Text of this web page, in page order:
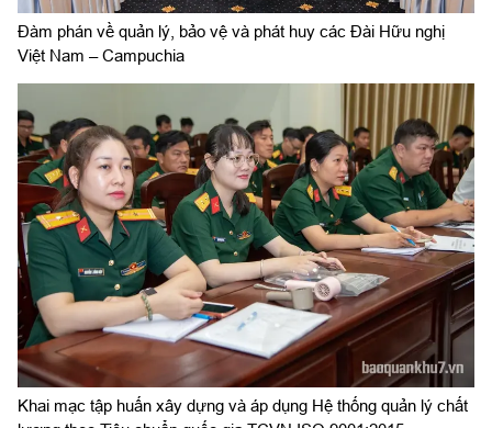
Đàm phán về quản lý, bảo vệ và phát huy các Đài Hữu nghị
Việt Nam – Campuchia
Khai mạc tập huấn xây dựng và áp dụng Hệ thống quản lý chất